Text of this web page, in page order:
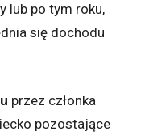
lub po tym roku,
się dochodu
przez członka
pozostające